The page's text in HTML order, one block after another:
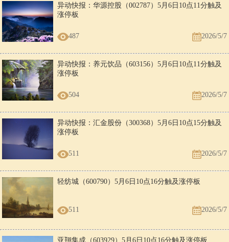
异动快报：华源控股（002787）5月6日10点11分触及
涨停板
487 2026/5/7
异动快报：养元饮品（603156）5月6日10点11分触及
涨停板
504 2026/5/7
异动快报：汇金股份（300368）5月6日10点15分触及
涨停板
511 2026/5/7
轻纺城（600790）5月6日10点16分触及涨停板
511 2026/5/7
亚翔集成（603929）5月6日10点16分触及涨停板